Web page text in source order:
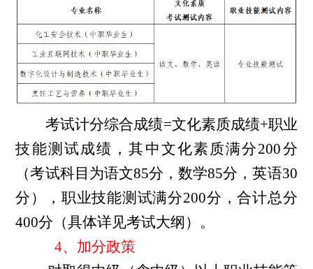
考试计分综合成绩=文化素质成绩+职业
技能测试成绩，其中文化素质满分200分
（考试科目为语文85分，数学85分，英语30
分），职业技能测试满分200分，合计总分
400分（具体详见考试大纲）。
4、加分政策